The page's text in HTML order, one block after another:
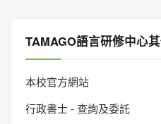
TAMAGO語言研修中心
本校官方網站
行政書士 - 查詢及委託